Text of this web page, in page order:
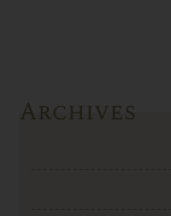
Archives